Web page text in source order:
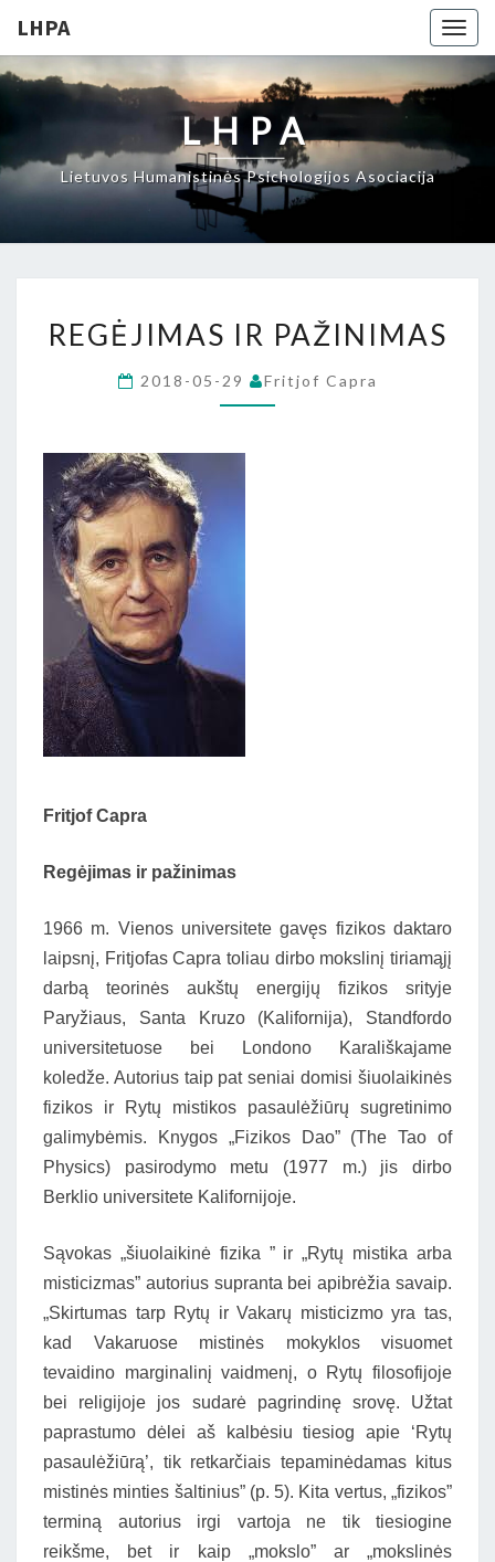
LHPA
LHPA
Lietuvos Humanistinės Psichologijos Asociacija
IR
PAŽINIMAS
REGĖJIMAS IR PAŽINIMAS
2018-05-29 Fritjof Capra
Fritjof Capra
Regėjimas ir pažinimas
1966 m. Vienos universitete gavęs fizikos daktaro
laipsnį, Fritjofas Capra toliau dirbo mokslinį tiriamąjį
darbą teorinės aukštų energijų fizikos srityje
Paryžiaus, Santa Kruzo (Kalifornija), Standfordo
universitetuose bei Londono Karališkajame
koledže. Autorius taip pat seniai domisi šiuolaikinės
fizikos ir Rytų mistikos pasaulėžiūrų sugretinimo
galimybėmis. Knygos „Fizikos Dao” (The Tao of
Physics) pasirodymo metu (1977 m.) jis dirbo
Berklio universitete Kalifornijoje.
Sąvokas „šiuolaikinė fizika ” ir „Rytų mistika arba
misticizmas” autorius supranta bei apibrėžia savaip.
„Skirtumas tarp Rytų ir Vakarų misticizmo yra tas,
kad Vakaruose mistinės mokyklos visuomet
tevaidino marginalinį vaidmenį, o Rytų filosofijoje
bei religijoje jos sudarė pagrindinę srovę. Užtat
paprastumo dėlei aš kalbėsiu tiesiog apie ‘Rytų
pasaulėžiūrą’, tik retkarčiais tepaminėdamas kitus
mistinės minties šaltinius” (p. 5). Kita vertus, „fizikos”
terminą autorius irgi vartoja ne tik tiesiogine
reikšme, bet ir kaip „mokslo” ar „mokslinės